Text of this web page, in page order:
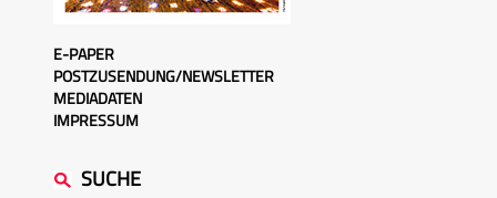
E-PAPER
POSTZUSENDUNG/NEWSLETTER
MEDIADATEN
IMPRESSUM
SUCHE